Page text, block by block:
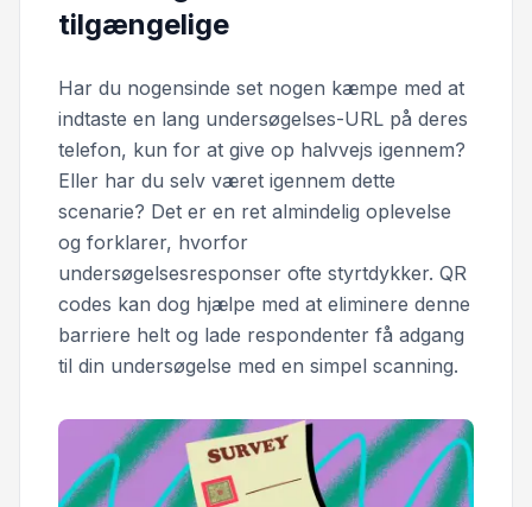
tilgængelige
Har du nogensinde set nogen kæmpe med at
indtaste en lang undersøgelses-URL på deres
telefon, kun for at give op halvvejs igennem?
Eller har du selv været igennem dette
scenarie? Det er en ret almindelig oplevelse
og forklarer, hvorfor
undersøgelsesresponser ofte styrtdykker. QR
codes kan dog hjælpe med at eliminere denne
barriere helt og lade respondenter få adgang
til din undersøgelse med en simpel scanning.